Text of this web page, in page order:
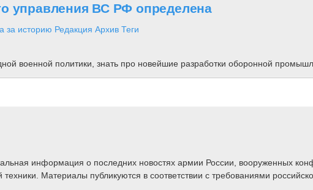
управления ВС РФ определена
за историю Редакция Архив Теги
военной политики, знать про новейшие разработки оборонной
информация о последних новостях армии России, вооруженных
Материалы публикуются в соответствии с требованиями